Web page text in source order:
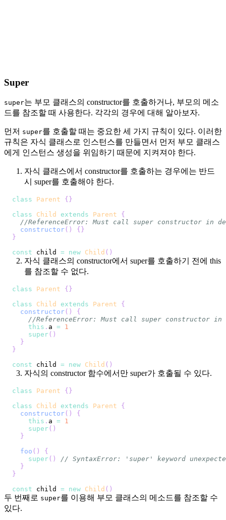
Super
super는 부모 클래스의 constructor를 호출하거나, 부모의 메소
드를 참조할 때 사용한다. 각각의 경우에 대해 알아보자.
먼저 super를 호출할 때는 중요한 세 가지 규칙이 있다. 이러한
규칙은 자식 클래스로 인스턴스를 만들면서 먼저 부모 클래스
에게 인스턴스 생성을 위임하기 때문에 지켜져야 한다.
자식 클래스에서 constructor를 호출하는 경우에는 반드
시 super를 호출해야 한다.
class Parent { }
class
Child extends Parent
{
//ReferenceError: Must call super constructor in
constructor( ) { }
}
const child = new Child ( )
자식 클래스의 constructor에서 super를 호출하기 전에 this
를 참조할 수 없다.
class Parent { }
class
Child extends Parent
{
constructor( )
{
//ReferenceError: Must call super constructor
this . a = 1
super( )
}
}
const child = new Child ( )
자식의 constructor 함수에서만 super가 호출될 수 있다.
class Parent { }
class
Child extends Parent
{
constructor( )
{
this . a = 1
super( )
}
foo ( )
{
super( )
// SyntaxError: 'super' keyword
}
}
const child = new Child ( )
두 번째로 super를 이용해 부모 클래스의 메소드를 참조할 수
있다.